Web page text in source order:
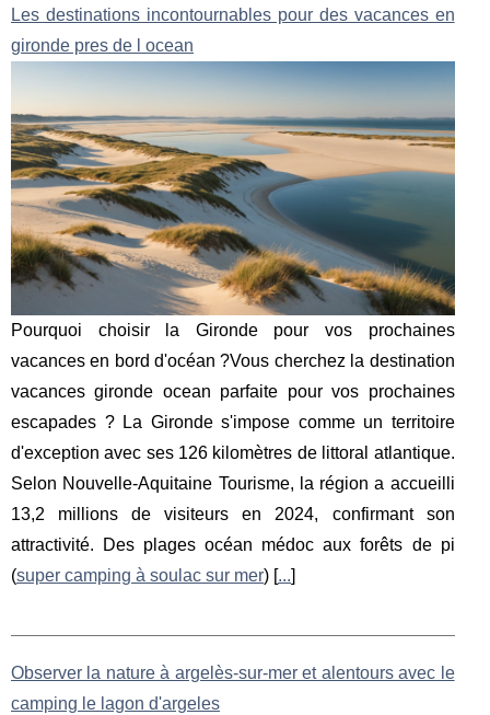
Les destinations incontournables pour des vacances en
gironde pres de l ocean
Pourquoi choisir la Gironde pour vos prochaines
vacances en bord d'océan ?Vous cherchez la destination
vacances gironde ocean parfaite pour vos prochaines
escapades ? La Gironde s'impose comme un territoire
d'exception avec ses 126 kilomètres de littoral atlantique.
Selon Nouvelle-Aquitaine Tourisme, la région a accueilli
13,2 millions de visiteurs en 2024, confirmant son
attractivité. Des plages océan médoc aux forêts de pi
(super camping à soulac sur mer) [...]
Observer la nature à argelès-sur-mer et alentours avec le
camping le lagon d'argeles